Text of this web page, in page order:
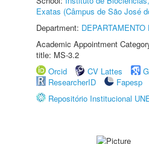
Exatas (Câmpus de São José
Department:
Academic Appointment
title: MS-3.2
Orcid
CV Lattes
ResearcherID
Fapesp
Repositório Institucional